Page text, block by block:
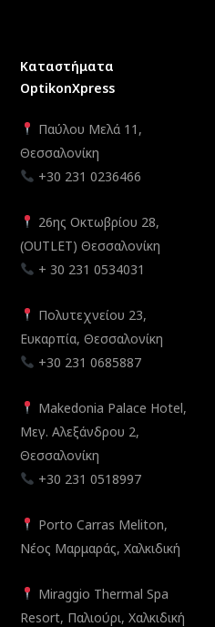
Καταστήματα
OptikonXpress
Παύλου Μελά 11,
Θεσσαλονίκη
+30 231 0236466
26ης Οκτωβρίου 28,
(OUTLET) Θεσσαλονίκη
+ 30 231 0534031
Πολυτεχνείου 23,
Ευκαρπία, Θεσσαλονίκη
+30 231 0685887
Makedonia Palace Hotel,
Μεγ. Αλεξάνδρου 2,
Θεσσαλονίκη
+30 231 0518997
Porto Carras Meliton,
Νέος Μαρμαράς, Χαλκιδική
Miraggio Thermal Spa
Resort, Παλιούρι, Χαλκιδική